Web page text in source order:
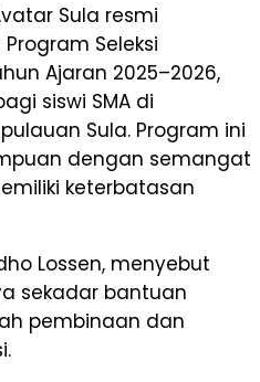
Sula resmi
Seleksi
Ajaran 2025–2026,
siswi SMA di
Sula. Program ini
dengan semangat
keterbatasan
Lossen, menyebut
sekadar bantuan
pembinaan dan